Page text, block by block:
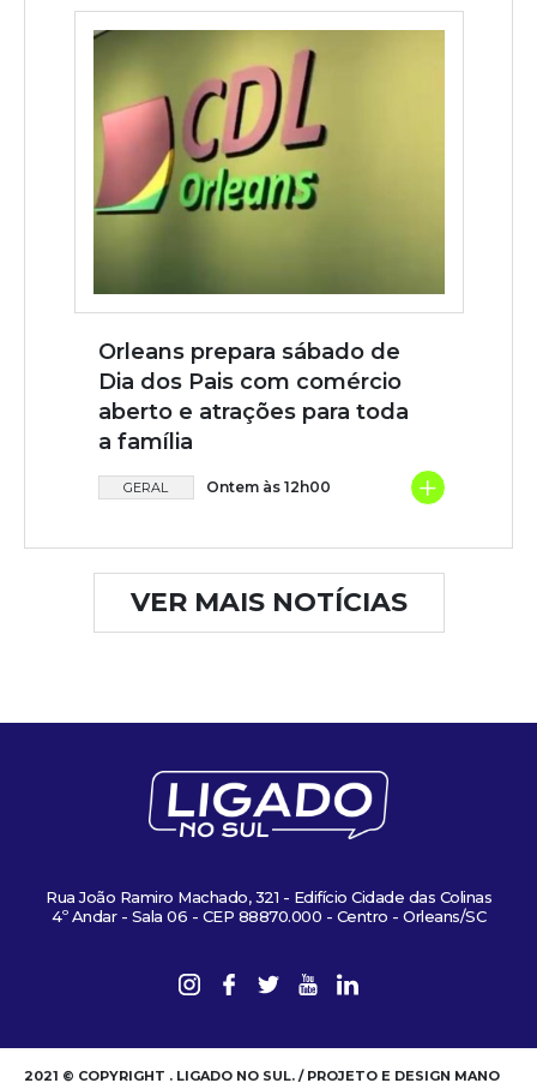
Orleans prepara sábado de
Dia dos Pais com comércio
aberto e atrações para toda
a família
GERAL Ontem às 12h00 +
VER MAIS NOTÍCIAS
Rua João Ramiro Machado, 321 - Edifício Cidade das Colinas
4º Andar - Sala 06 - CEP 88870.000 - Centro - Orleans/SC
2021 © COPYRIGHT . LIGADO NO SUL. / PROJETO E DESIGN MANO